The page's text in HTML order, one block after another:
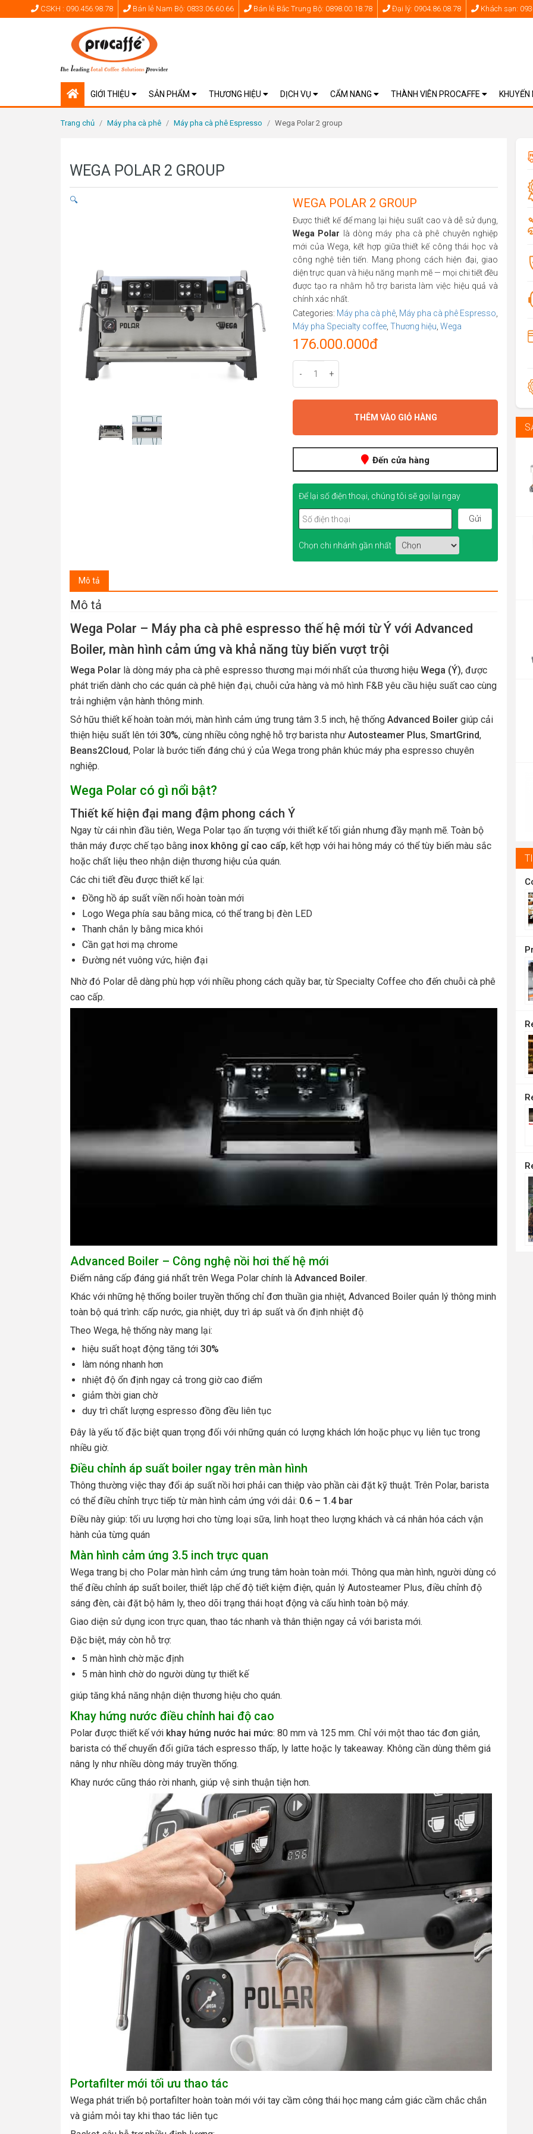
CSKH : 090.456.98.78 Bán lẻ Nam Bộ: 0833.06.60.66 Bán lẻ Bắc Trung Bộ: 0898.00.18.78 Đại lý: 0904.86.08.78 Khách sạn:
GIỚI THIỆU SẢN PHẨM THƯƠNG HIỆU DỊCH VỤ CẨM NANG THÀNH VIÊN PROCAFFE KHUYẾN
Trang chủ / Máy pha cà phê / Máy pha cà phê Espresso / Wega Polar 2 group
WEGA POLAR 2 GROUP
🔍 WEGA POLAR 2 GROUP
Được thiết kế để mang lại hiệu suất cao và dễ sử dụng,
Wega Polar là dòng máy pha cà phê chuyên nghiệp
mới của Wega, kết hợp giữa thiết kế công thái học và
công nghệ tiên tiến. Mang phong cách hiện đại, giao
diện trực quan và hiệu năng mạnh mẽ — mọi chi tiết đều
được tạo ra nhằm hỗ trợ barista làm việc hiệu quả và
chính xác nhất.
Categories: Máy pha cà phê Máy pha cà phê Espresso
Máy pha Specialty coffee Thương hiệu Wega
176.000.000đ
- +
THÊM VÀO GIỎ HÀNG
Đến cửa hàng
Để lại số điện thoại, chúng tôi sẽ gọi lại ngay
Chọn chi nhánh gần nhất
Mô tả
Mô tả
Wega Polar – Máy pha cà phê espresso thế hệ mới từ Ý với Advanced
Boiler, màn hình cảm ứng và khả năng tùy biến vượt trội
Wega Polar là dòng máy pha cà phê espresso thương mại mới nhất của thương hiệu Wega (Ý), được
phát triển dành cho các quán cà phê hiện đại, chuỗi cửa hàng và mô hình F&B yêu cầu hiệu suất cao cùng
trải nghiệm vận hành thông minh.
Sở hữu thiết kế hoàn toàn mới, màn hình cảm ứng trung tâm 3.5 inch, hệ thống Advanced Boiler giúp cải
thiện hiệu suất lên tới 30%, cùng nhiều công nghệ hỗ trợ barista như Autosteamer Plus, SmartGrind,
Beans2Cloud, Polar là bước tiến đáng chú ý của Wega trong phân khúc máy pha espresso chuyên
nghiệp.
Wega Polar có gì nổi bật?
Thiết kế hiện đại mang đậm phong cách Ý
Ngay từ cái nhìn đầu tiên, Wega Polar tạo ấn tượng với thiết kế tối giản nhưng đầy mạnh mẽ. Toàn bộ
thân máy được chế tạo bằng inox không gỉ cao cấp, kết hợp với hai hông máy có thể tùy biến màu sắc
hoặc chất liệu theo nhận diện thương hiệu của quán.
Các chi tiết đều được thiết kế lại:
Đồng hồ áp suất viền nổi hoàn toàn mới
Logo Wega phía sau bằng mica, có thể trang bị đèn LED
Thanh chắn ly bằng mica khói
Cần gạt hơi mạ chrome
Đường nét vuông vức, hiện đại
Nhờ đó Polar dễ dàng phù hợp với nhiều phong cách quầy bar, từ Specialty Coffee cho đến chuỗi cà phê
cao cấp.
Advanced Boiler – Công nghệ nồi hơi thế hệ mới
Điểm nâng cấp đáng giá nhất trên Wega Polar chính là Advanced Boiler.
Khác với những hệ thống boiler truyền thống chỉ đơn thuần gia nhiệt, Advanced Boiler quản lý thông minh
toàn bộ quá trình: cấp nước, gia nhiệt, duy trì áp suất và ổn định nhiệt độ
Theo Wega, hệ thống này mang lại:
hiệu suất hoạt động tăng tới 30%
làm nóng nhanh hơn
nhiệt độ ổn định ngay cả trong giờ cao điểm
giảm thời gian chờ
duy trì chất lượng espresso đồng đều liên tục
Đây là yếu tố đặc biệt quan trọng đối với những quán có lượng khách lớn hoặc phục vụ liên tục trong
nhiều giờ.
Điều chỉnh áp suất boiler ngay trên màn hình
Thông thường việc thay đổi áp suất nồi hơi phải can thiệp vào phần cài đặt kỹ thuật. Trên Polar, barista
có thể điều chỉnh trực tiếp từ màn hình cảm ứng với dải: 0.6 – 1.4 bar
Điều này giúp: tối ưu lượng hơi cho từng loại sữa, linh hoạt theo lượng khách và cá nhân hóa cách vận
hành của từng quán
Màn hình cảm ứng 3.5 inch trực quan
Wega trang bị cho Polar màn hình cảm ứng trung tâm hoàn toàn mới. Thông qua màn hình, người dùng có
thể điều chỉnh áp suất boiler, thiết lập chế độ tiết kiệm điện, quản lý Autosteamer Plus, điều chỉnh độ
sáng đèn, cài đặt bộ hâm ly, theo dõi trạng thái hoạt động và cấu hình toàn bộ máy.
Giao diện sử dụng icon trực quan, thao tác nhanh và thân thiện ngay cả với barista mới.
Đặc biệt, máy còn hỗ trợ:
5 màn hình chờ mặc định
5 màn hình chờ do người dùng tự thiết kế
giúp tăng khả năng nhận diện thương hiệu cho quán.
Khay hứng nước điều chỉnh hai độ cao
Polar được thiết kế với khay hứng nước hai mức: 80 mm và 125 mm. Chỉ với một thao tác đơn giản,
barista có thể chuyển đổi giữa tách espresso thấp, ly latte hoặc ly takeaway. Không cần dùng thêm giá
nâng ly như nhiều dòng máy truyền thống.
Khay nước cũng tháo rời nhanh, giúp vệ sinh thuận tiện hơn.
Portafilter mới tối ưu thao tác
Wega phát triển bộ portafilter hoàn toàn mới với tay cầm công thái học mang cảm giác cầm chắc chắn
và giảm mỏi tay khi thao tác liên tục